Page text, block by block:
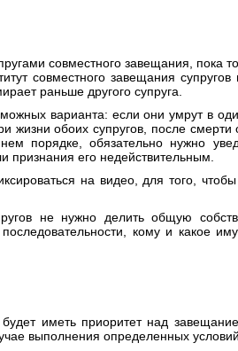
совместного завещания, пока
совместного завещания супругов
раньше другого супруга.
варианта: если они умрут в
обоих супругов, после смерти
порядке, обязательно нужно
признания его недействительным.
на видео, для того,
не нужно делить общую
кому и какое
иметь приоритет над
выполнения определенных условий.